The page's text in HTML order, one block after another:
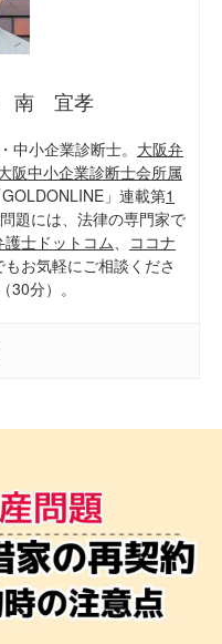
南 宜孝
中小企業診断士。 大阪弁
阪中小企業診断士会所属
」連載第1
題には、法律の専門家で
護士ドットコム、 ココナ
お気軽にご相談くださ
30分）。